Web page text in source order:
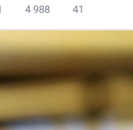
4 988 41